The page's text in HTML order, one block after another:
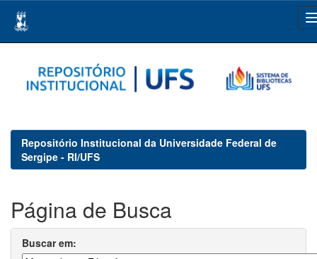
navigation
Repositório Institucional da Universidade Federal de
Sergipe - RI/UFS
Página de Busca
Buscar em: